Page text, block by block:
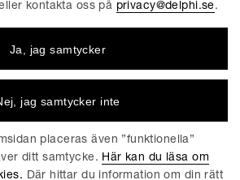
är en progressiv affärsjuridisk
specialister inom de flesta av
Våra kontor finns i Stockholm,
Linköping.
kontakta oss på privacy@delphi.se.
Ja, jag samtycker
jag samtycker inte
placeras även ”funktionella”
ditt samtycke. Här kan du läsa om
Där hittar du information om din rätt